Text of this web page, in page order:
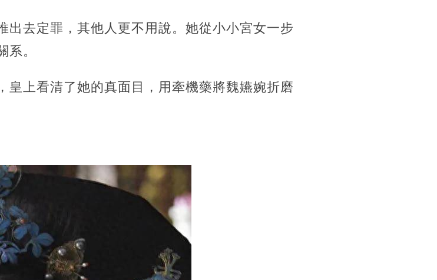
出去定罪，其他人更不用說。她從小小宮女一步
。
皇上看清了她的真面目，用牽機藥將魏嬿婉折磨